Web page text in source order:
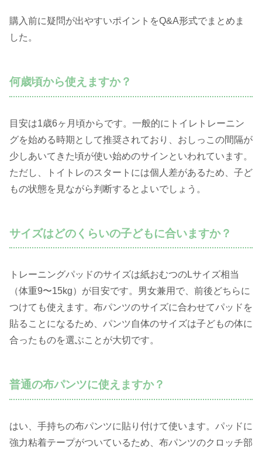
購入前に疑問が出やすいポイントをQ&A形式でまとめま
した。
何歳頃から使えますか？
目安は1歳6ヶ月頃からです。一般的にトイレトレーニン
グを始める時期として推奨されており、おしっこの間隔が
少しあいてきた頃が使い始めのサインといわれています。
ただし、トイトレのスタートには個人差があるため、子ど
もの状態を見ながら判断するとよいでしょう。
サイズはどのくらいの子どもに合いますか？
トレーニングパッドのサイズは紙おむつのLサイズ相当
（体重9〜15kg）が目安です。男女兼用で、前後どちらに
つけても使えます。布パンツのサイズに合わせてパッドを
貼ることになるため、パンツ自体のサイズは子どもの体に
合ったものを選ぶことが大切です。
普通の布パンツに使えますか？
はい、手持ちの布パンツに貼り付けて使います。パッドに
強力粘着テープがついているため、布パンツのクロッチ部